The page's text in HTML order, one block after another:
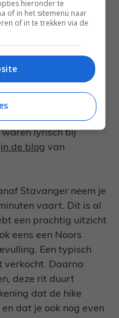
mijn
beklimmen meer
lyrisch bij
in de blog van
Stavanger neem je
vaart. Dit is al
een prachtig uitzicht
eens een Noors
Een typisch
verkocht. Daarna
deze rit duurt
dat de hike
dat je ook nog even
hieronder te
of in het sitemenu naar
of in te trekken via de